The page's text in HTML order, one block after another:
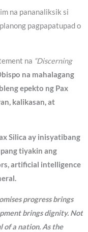
na pananaliksik si
pagpapatupad o
na “Discerning
na mahalagang
epekto ng Pax
kalikasan, at
Silica ay inisyatibang
tiyakin ang
artificial intelligence
progress brings
brings dignity. Not
of a nation. As the